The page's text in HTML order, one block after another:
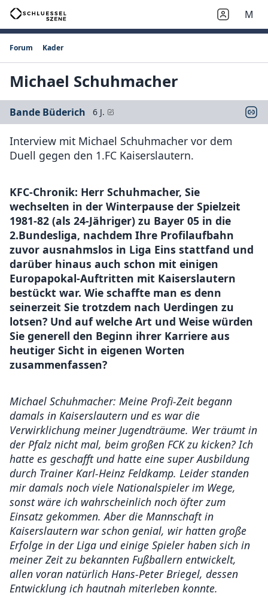
M
Forum Kader
Michael Schuhmacher
Bande Büderich 6 J.
Interview mit Michael Schuhmacher vor dem
Duell gegen den 1.FC Kaiserslautern.
KFC-Chronik: Herr Schuhmacher, Sie
wechselten in der Winterpause der Spielzeit
1981-82 (als 24-Jähriger) zu Bayer 05 in die
2.Bundesliga, nachdem Ihre Profilaufbahn
zuvor ausnahmslos in Liga Eins stattfand und
darüber hinaus auch schon mit einigen
Europapokal-Auftritten mit Kaiserslautern
bestückt war. Wie schaffte man es denn
seinerzeit Sie trotzdem nach Uerdingen zu
lotsen? Und auf welche Art und Weise würden
Sie generell den Beginn ihrer Karriere aus
heutiger Sicht in eigenen Worten
zusammenfassen?
Michael Schuhmacher: Meine Profi-Zeit begann
damals in Kaiserslautern und es war die
Verwirklichung meiner Jugendträume. Wer träumt in
der Pfalz nicht mal, beim großen FCK zu kicken? Ich
hatte es geschafft und hatte eine super Ausbildung
durch Trainer Karl-Heinz Feldkamp. Leider standen
mir damals noch viele Nationalspieler im Wege,
sonst wäre ich wahrscheinlich noch öfter zum
Einsatz gekommen. Aber die Mannschaft in
Kaiserslautern war schon genial, wir hatten große
Erfolge in der Liga und einige Spieler haben sich in
meiner Zeit zu bekannten Fußballern entwickelt,
allen voran natürlich Hans-Peter Briegel, dessen
Entwicklung ich hautnah miterleben konnte.